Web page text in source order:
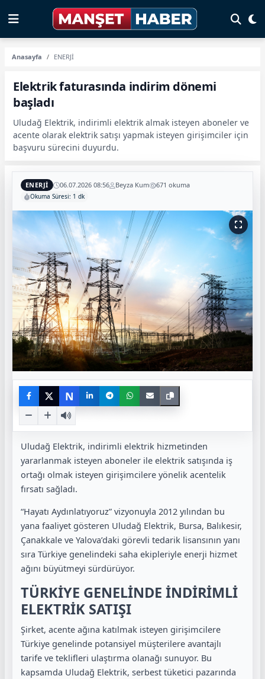
Anasayfa ENERJİ
Elektrik faturasında indirim dönemi
başladı
Uludağ Elektrik, indirimli elektrik almak isteyen aboneler ve
acente olarak elektrik satışı yapmak isteyen girişimciler için
başvuru sürecini duyurdu.
ENERJİ 06.07.2026 08:56 Beyza Kum 671 okuma
Okuma Süresi: 1 dk
N
Uludağ Elektrik, indirimli elektrik hizmetinden
yararlanmak isteyen aboneler ile elektrik satışında iş
ortağı olmak isteyen girişimcilere yönelik acentelik
fırsatı sağladı.
“Hayatı Aydınlatıyoruz” vizyonuyla 2012 yılından bu
yana faaliyet gösteren Uludağ Elektrik, Bursa, Balıkesir,
Çanakkale ve Yalova’daki görevli tedarik lisansının yanı
sıra Türkiye genelindeki saha ekipleriyle enerji hizmet
ağını büyütmeyi sürdürüyor.
TÜRKİYE GENELİNDE İNDİRİMLİ
ELEKTRİK SATIŞI
Şirket, acente ağına katılmak isteyen girişimcilere
Türkiye genelinde potansiyel müşterilere avantajlı
tarife ve teklifleri ulaştırma olanağı sunuyor. Bu
kapsamda Uludağ Elektrik, serbest tüketici pazarında